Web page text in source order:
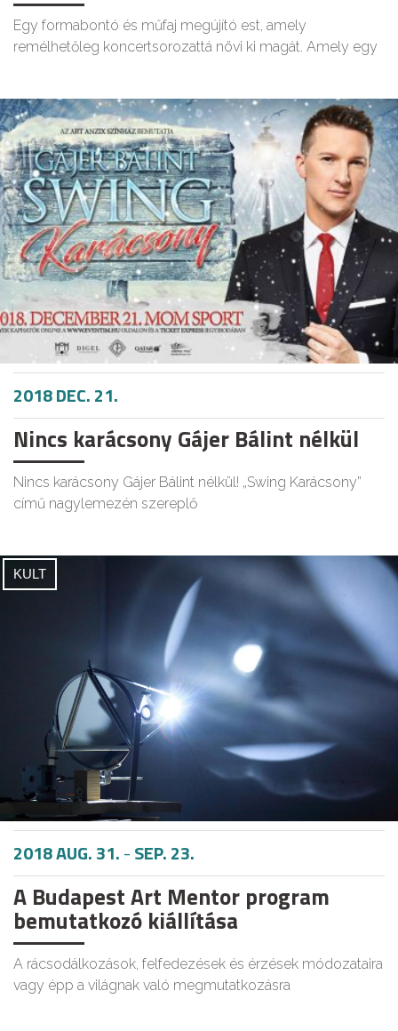
Egy formabontó és műfaj megújító est, amely
remélhetőleg koncertsorozattá növi ki magát. Amely egy
2018 DEC. 21.
Nincs karácsony Gájer Bálint nélkül
Nincs karácsony Gájer Bálint nélkül! „Swing Karácsony”
című nagylemezén szereplő
KULT
2018 AUG. 31.-SEP. 23.
A Budapest Art Mentor program
bemutatkozó kiállítása
A rácsodálkozások, felfedezések és érzések módozataira
vagy épp a világnak való megmutatkozásra